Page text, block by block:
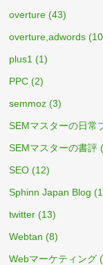
overture (43)
overture,adwords
plus1 (1)
PPC (2)
semmoz (3)
SEMマスターの日常
SEMマスターの書評
SEO (12)
Sphinn Japan Blog
twitter (13)
Webtan (8)
Webマーケティング